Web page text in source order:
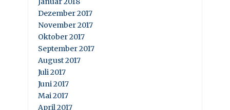
Dezember 2017
November 2017
Oktober 2017
September 2017
August 2017
Juli 2017
Juni 2017
Mai 2017
April 2017